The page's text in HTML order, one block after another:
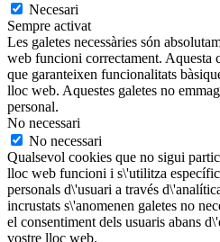
Necesari
Sempre activat
Les galetes necessàries són
web funcioni correctament. Aquesta
que garanteixen funcionalitats
lloc web. Aquestes galetes no
personal.
No necessari
No necessari
Qualsevol cookies que no sigui
lloc web funcioni i s\'utilitza
personals d\'usuari a través
incrustats s\'anomenen galetes no
el consentiment dels usuaris abans
vostre lloc web.